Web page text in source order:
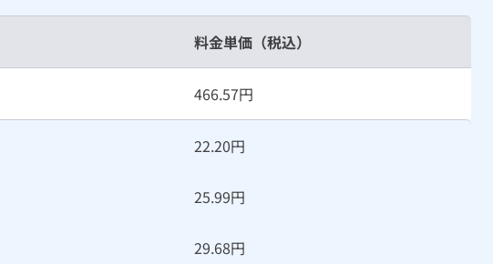
料金単価 （税込）
466.57円
22.20円
25.99円
29.68円